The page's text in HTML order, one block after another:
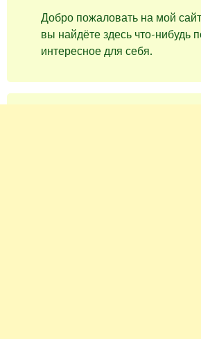
Добро пожаловать на мой
вы найдёте здесь что-нибудь
интересное для себя.